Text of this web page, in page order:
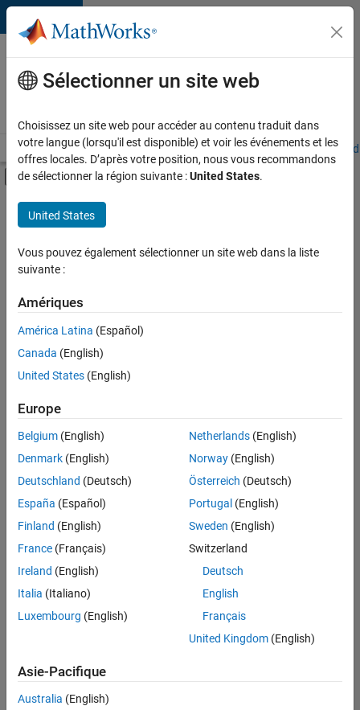
Passer au contenu
Votre
carrière
chez
Accueil Explorer nos opportunités Adresses de nos bureaux
Activer/désactiver l'affichage du menu
Contenu principal
FILTRER PAR
Support avancé
Applications et outils commerciaux
Globalisation
Actuellement,
aucune
offre
d'emploi
correspondant
à vos
critères
de
recherche.
Vous
pouvez
élargir
votre
recherche
ou
afficher
l’ensemble
d'emploi.
malgré
Sélectionner un site web
Choisissez un site web pour accéder au contenu traduit dans
votre langue (lorsqu'il est disponible) et voir les événements et les
offres locales. D’après votre position, nous vous recommandons
de sélectionner la région suivante :United States.
United States
Vous pouvez également sélectionner un site web dans la liste
suivante :
Amériques
América Latina (Español)
Canada (English)
United States (English)
Europe
Belgium (English)
Denmark (English)
Deutschland (Deutsch)
España (Español)
Finland (English)
France (Français)
Ireland (English)
Italia (Italiano)
Luxembourg (English)
Netherlands(English)
Norway(English)
Österreich (Deutsch)
Portugal (English)
Sweden (English)
Switzerland
Deutsch
English
Français
United Kingdom(English)
Asie-Pacifique
Australia (English)